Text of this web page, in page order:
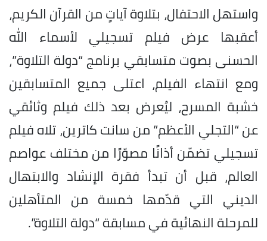
واستهل الاحتفال، بتلاوة آياتٍ من القرآن الكريم،
أعقبها عرض فيلم تسجيلي لأسماء الله
الحسنى بصوت متسابقي برنامج “دولة التلاوة”،
ومع انتهاء الفيلم، اعتلى جميع المتسابقين
خشبة المسرح، ليُعرض بعد ذلك فيلم وثائقي
عن “التجلي الأعظم” من سانت كاترين، تلاه فيلم
تسجيلي تضمّن أذانًا مصوّرًا من مختلف عواصم
العالم، قبل أن تبدأ فقرة الإنشاد والابتهال
الديني التي قدّمها خمسة من المتأهلين
للمرحلة النهائية في مسابقة “دولة التلاوة”.